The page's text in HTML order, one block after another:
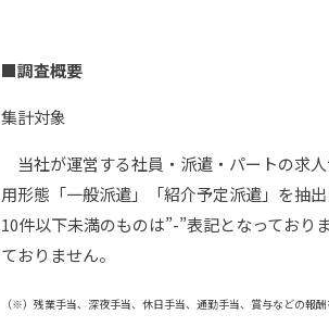
■調査概要
集計対象
当社が運営する社員・派遣・パートの求
用形態「一般派遣」「紹介予定派遣」を抽
10件以下未満のものは”-”表記となっており
ておりません。
（※）残業手当、深夜手当、休日手当、通勤手当、賞与などの報